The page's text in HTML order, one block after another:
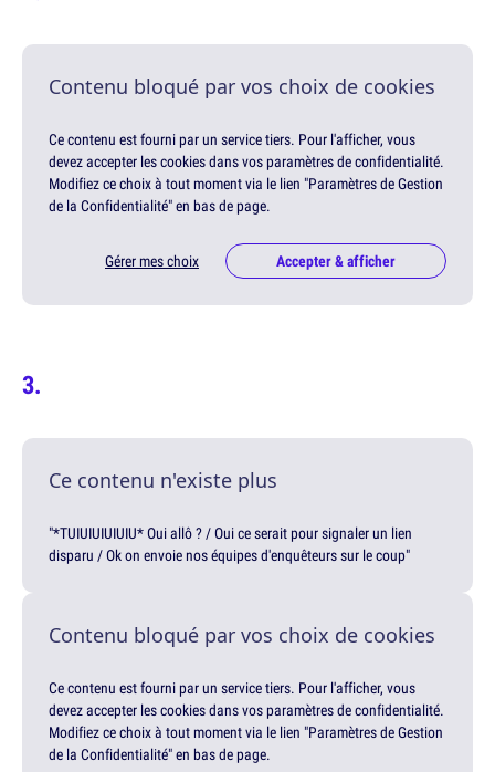
Contenu bloqué par vos choix de cookies
Ce contenu est fourni par un service tiers. Pour l'afficher, vous
devez accepter les cookies dans vos paramètres de confidentialité.
Modifiez ce choix à tout moment via le lien "Paramètres de Gestion
de la Confidentialité" en bas de page.
Gérer mes choix Accepter & afficher
Ce contenu n'existe plus
"*TUIUIUIUIUIU* Oui allô ? / Oui ce serait pour signaler un lien
disparu / Ok on envoie nos équipes d'enquêteurs sur le coup"
Contenu bloqué par vos choix de cookies
Ce contenu est fourni par un service tiers. Pour l'afficher, vous
devez accepter les cookies dans vos paramètres de confidentialité.
Modifiez ce choix à tout moment via le lien "Paramètres de Gestion
de la Confidentialité" en bas de page.